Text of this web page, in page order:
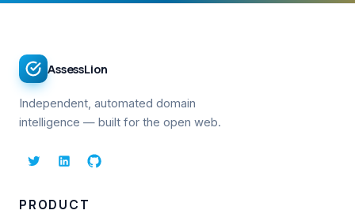
AssessLion
Independent, automated domain
intelligence — built for the open web.
PRODUCT